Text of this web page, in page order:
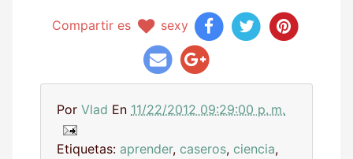
Compartir es sexy
Por Vlad En 11/22/2012 09:29:00 p. m.
Etiquetas: aprender, caseros, ciencia,